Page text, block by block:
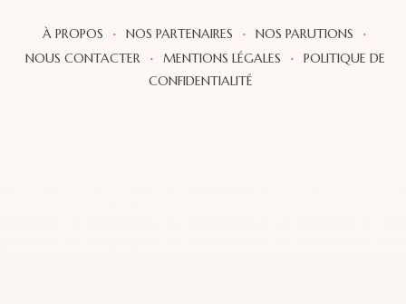
À PROPOS · NOS PARTENAIRES · NOS PARUTIONS ·
NOUS CONTACTER · MENTIONS LÉGALES ·
POLITIQUE DE
CONFIDENTIALITÉ